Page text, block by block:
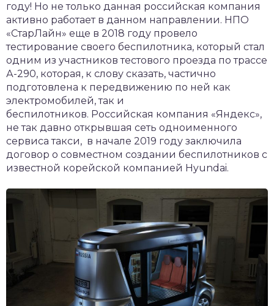
году! Но не только данная российская компания
активно работает в данном направлении. НПО
«СтарЛайн» еще в 2018 году провело
тестирование своего беспилотника, который стал
одним из участников тестового проезда по трассе
А-290, которая, к слову сказать, частично
подготовлена к передвижению по ней как
электромобилей, так и
беспилотников. Российская компания «Яндекс»,
не так давно открывшая сеть одноименного
сервиса такси, в начале 2019 году заключила
договор о совместном создании беспилотников с
известной корейской компанией Hyundai.